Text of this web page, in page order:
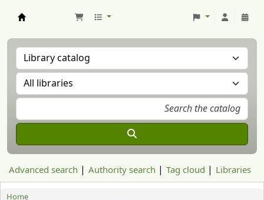
Advanced search Authority search Tag cloud Libraries
Home